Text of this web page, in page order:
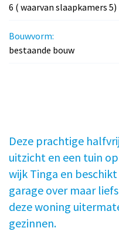
6 ( waarvan slaapkamers 5)
Bouwvorm:
bestaande bouw
Deze prachtige
uitzicht en een tuin
wijk Tinga en
garage over maar
deze woning
gezinnen.